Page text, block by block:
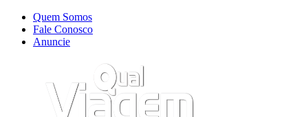
Quem Somos
Fale Conosco
Anuncie